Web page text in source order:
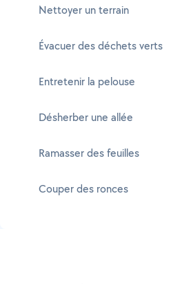
Nettoyer un terrain
Évacuer des déchets verts
Entretenir la pelouse
Désherber une allée
Ramasser des feuilles
Couper des ronces